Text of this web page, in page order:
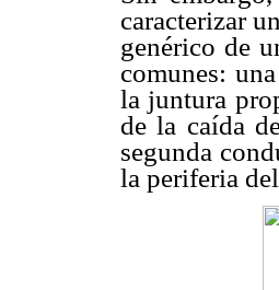
caracterizar
genérico de
comunes:
la juntura
de la caída
segunda
la periferia